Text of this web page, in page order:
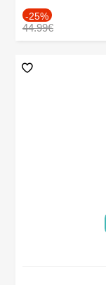
-25%
44.99€